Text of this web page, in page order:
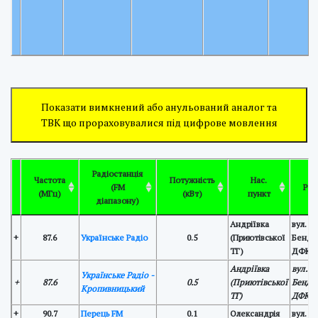
Показати вимкнений або анульований аналог та
ТВК що прораховувалися під цифрове мовлення
Частота
(МГц)
Радіостанція
(FM
діапазону)
Потужність
(кВт)
Нас.
пункт
+ 87.6 Українське Радіо 0.5
Андріївка
(Приютівської
ТГ)
вул.
+ 87.6
Українське Радіо -
Кропивницький
0.5
Андріївка
(Приютівської
ТГ)
вул.
+
90.7 Перець FM 0.1 Олександрія
вул.